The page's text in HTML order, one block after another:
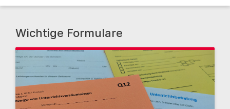
Wichtige Formulare